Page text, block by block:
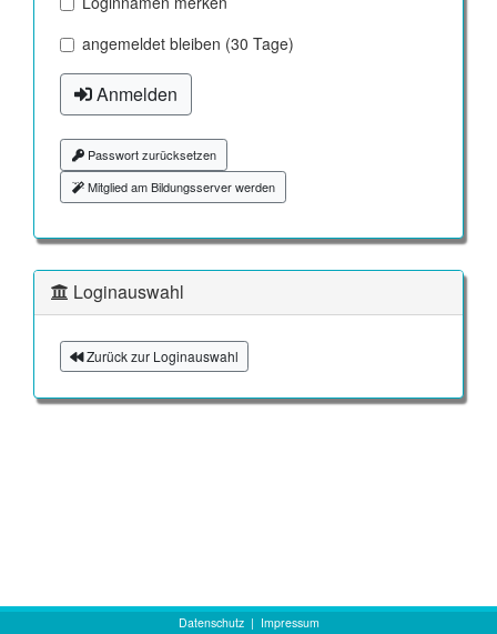
angemeldet bleiben (30 Tage)
Anmelden
Passwort zurücksetzen
Mitglied am Bildungsserver werden
Loginauswahl
Zurück zur Loginauswahl
Datenschutz| Impressum